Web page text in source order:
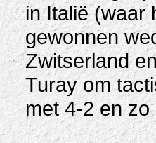
in Italië (waar
gewonnen
Zwitserland
Turay om
met 4-2 en zo